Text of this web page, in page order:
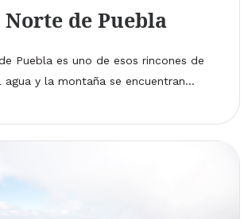
de Puebla
Puebla es uno de esos rincones de
agua y la montaña se encuentran...